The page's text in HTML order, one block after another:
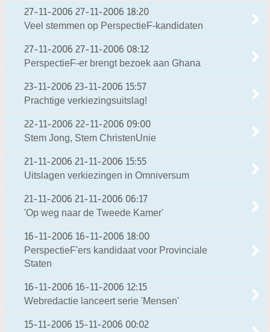
27-11-2006 27-11-2006 18:20
Veel stemmen op PerspectieF-kandidaten
27-11-2006 27-11-2006 08:12
PerspectieF-er brengt bezoek aan Ghana
23-11-2006 23-11-2006 15:57
Prachtige verkiezingsuitslag!
22-11-2006 22-11-2006 09:00
Stem Jong, Stem ChristenUnie
21-11-2006 21-11-2006 15:55
Uitslagen verkiezingen in Omniversum
21-11-2006 21-11-2006 06:17
'Op weg naar de Tweede Kamer'
16-11-2006 16-11-2006 18:00
PerspectieF'ers kandidaat voor Provinciale
Staten
16-11-2006 16-11-2006 12:15
Webredactie lanceert serie 'Mensen'
15-11-2006 15-11-2006 00:02